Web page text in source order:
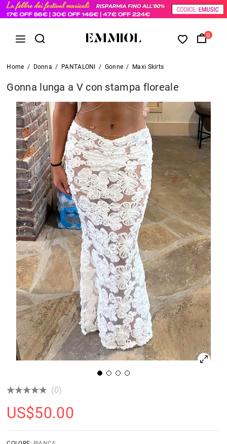
0
Home / Donna / PANTALONI / Gonne / Maxi Skirts
Gonna lunga a V con stampa floreale
(0)
US$50.00